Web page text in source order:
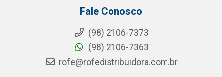
Fale Conosco
(98) 2106-7373
(98) 2106-7363
rofe@rofedistribuidora.com.br